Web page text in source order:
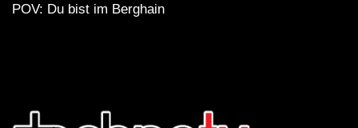
POV: Du bist im Berghain